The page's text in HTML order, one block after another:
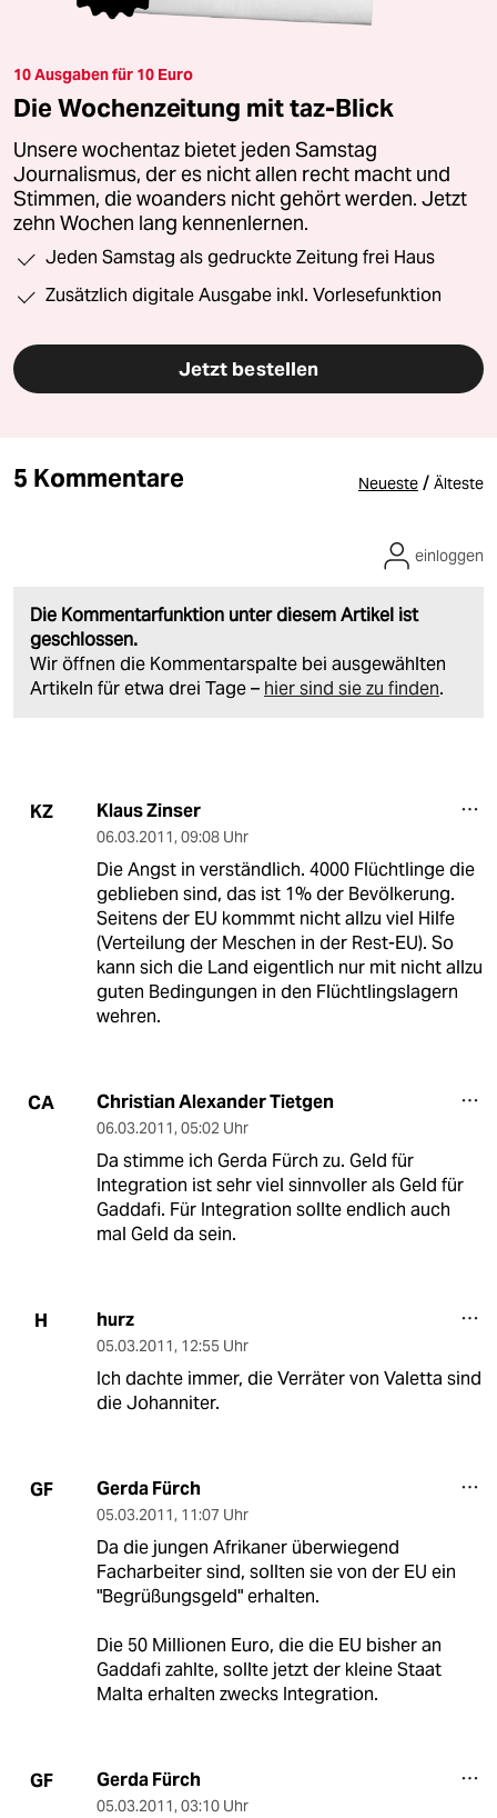
10 Ausgaben für 10 Euro
Die Wochenzeitung mit taz-Blick
Unsere wochentaz bietet jeden Samstag
Journalismus, der es nicht allen recht macht und
Stimmen, die woanders nicht gehört werden. Jetzt
zehn Wochen lang kennenlernen.
Jeden Samstag als gedruckte Zeitung frei Haus
Zusätzlich digitale Ausgabe inkl. Vorlesefunktion
Jetzt bestellen
5 Kommentare Neueste / Älteste
Die Kommentarfunktion unter diesem Artikel ist
geschlossen.
Wir öffnen die Kommentarspalte bei ausgewählten
Artikeln für etwa drei Tage – hier sind sie zu finden.
einloggen
KZ Klaus Zinser
06.03.2011, 09:08 Uhr
Die Angst in verständlich. 4000 Flüchtlinge die
geblieben sind, das ist 1% der Bevölkerung.
Seitens der EU kommmt nicht allzu viel Hilfe
(Verteilung der Meschen in der Rest-EU). So
kann sich die Land eigentlich nur mit nicht allzu
guten Bedingungen in den Flüchtlingslagern
wehren.
CA Christian Alexander Tietgen
06.03.2011, 05:02 Uhr
Da stimme ich Gerda Fürch zu. Geld für
Integration ist sehr viel sinnvoller als Geld für
Gaddafi. Für Integration sollte endlich auch
mal Geld da sein.
H hurz
05.03.2011, 12:55 Uhr
Ich dachte immer, die Verräter von Valetta sind
die Johanniter.
GF Gerda Fürch
05.03.2011, 11:07 Uhr
Da die jungen Afrikaner überwiegend
Facharbeiter sind, sollten sie von der EU ein
"Begrüßungsgeld" erhalten.
Die 50 Millionen Euro, die die EU bisher an
Gaddafi zahlte, sollte jetzt der kleine Staat
Malta erhalten zwecks Integration.
GF Gerda Fürch
05.03.2011, 03:10 Uhr